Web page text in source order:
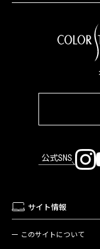
公式SNS
サイト情報
このサイトについて